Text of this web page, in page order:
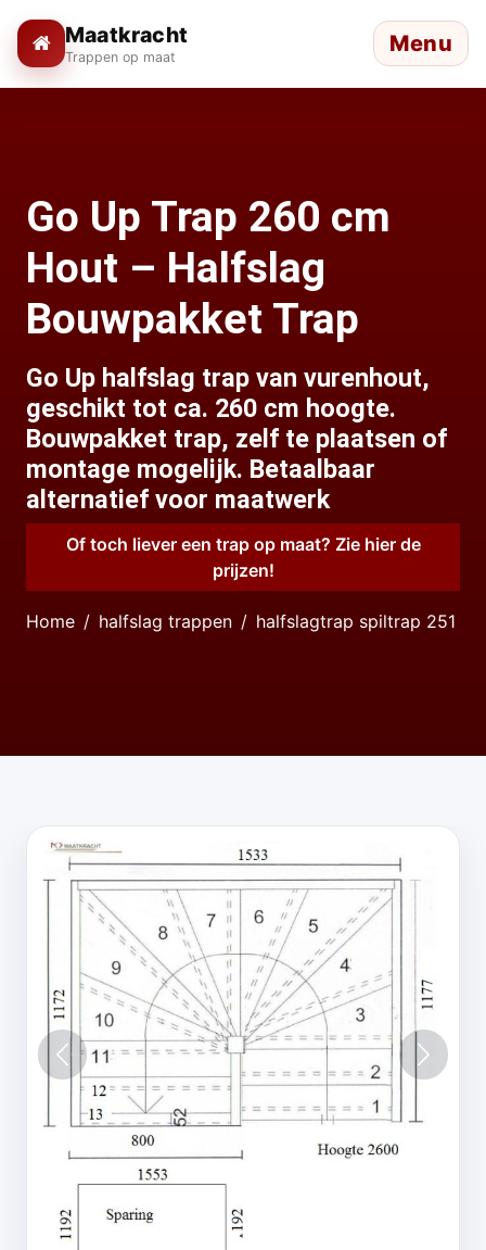
Maatkracht
Trappen op maat Menu
Go Up Trap 260 cm
Hout – Halfslag
Bouwpakket Trap
Go Up halfslag trap van vurenhout,
geschikt tot ca. 260 cm hoogte.
Bouwpakket trap, zelf te plaatsen of
montage mogelijk. Betaalbaar
alternatief voor maatwerk
Of toch liever een trap op maat? Zie hier de
prijzen!
Home halfslag trappen halfslagtrap spiltrap 251
Vorige